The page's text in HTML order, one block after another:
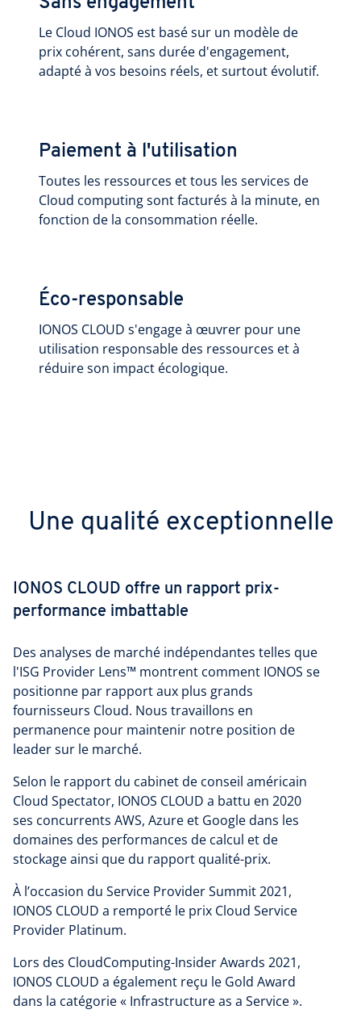
Le Cloud IONOS est basé sur un modèle de
prix cohérent, sans durée d'engagement,
adapté à vos besoins réels, et surtout évolutif.
Paiement à l'utilisation
Toutes les ressources et tous les services de
Cloud computing sont facturés à la minute, en
fonction de la consommation réelle.
Éco-responsable
IONOS CLOUD s'engage à œuvrer pour une
utilisation responsable des ressources et à
réduire son impact écologique.
Une qualité exceptionnelle
IONOS CLOUD offre un rapport prix-
performance imbattable
Des analyses de marché indépendantes telles que
l'ISG Provider Lens™ montrent comment IONOS se
positionne par rapport aux plus grands
fournisseurs Cloud. Nous travaillons en
permanence pour maintenir notre position de
leader sur le marché.
Selon le rapport du cabinet de conseil américain
Cloud Spectator, IONOS CLOUD a battu en 2020
ses concurrents AWS, Azure et Google dans les
domaines des performances de calcul et de
stockage ainsi que du rapport qualité-prix.
À l’occasion du Service Provider Summit 2021,
IONOS CLOUD a remporté le prix Cloud Service
Provider Platinum.
Lors des CloudComputing-Insider Awards 2021,
IONOS CLOUD a également reçu le Gold Award
dans la catégorie « Infrastructure as a Service ».